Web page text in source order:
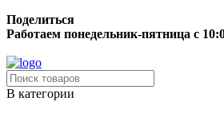
Поделиться
Работаем понедельник-пятница с
В категории